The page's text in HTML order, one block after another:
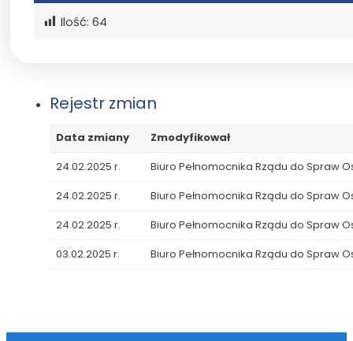
Ilość: 64
Rejestr zmian
Data zmiany
Zmodyfikował
24.02.2025 r.
Biuro Pełnomocnika Rządu do Spraw
24.02.2025 r.
Biuro Pełnomocnika Rządu do Spraw
24.02.2025 r.
Biuro Pełnomocnika Rządu do Spraw
03.02.2025 r.
Biuro Pełnomocnika Rządu do Spraw